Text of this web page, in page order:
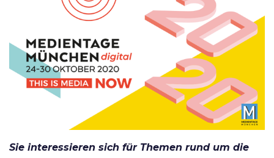
Sie interessieren sich für Themen rund um die